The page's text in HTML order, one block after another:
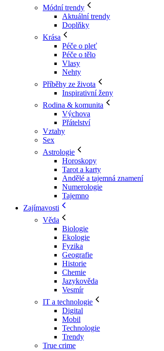
Módní trendy
Aktuální trendy
Doplňky
Krása
Péče o pleť
Péče o tělo
Vlasy
Nehty
Příběhy ze života
Inspirativní ženy
Rodina & komunita
Výchova
Přátelství
Vztahy
Sex
Astrologie
Horoskopy
Tarot a karty
Andělé a tajemná znamení
Numerologie
Tajemno
Zajímavosti
Věda
Biologie
Ekologie
Fyzika
Geografie
Historie
Chemie
Jazykověda
Vesmír
IT a technologie
Digital
Mobil
Technologie
Trendy
True crime